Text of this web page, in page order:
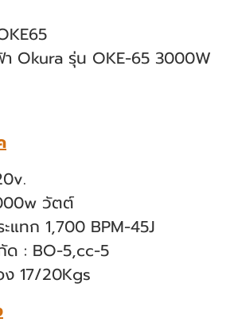
Okura รุ่น OKE-65 3000W
วัตต์
ะแทก 1,700 BPM-45J
: BO-5,cc-5
ง 17/20Kgs